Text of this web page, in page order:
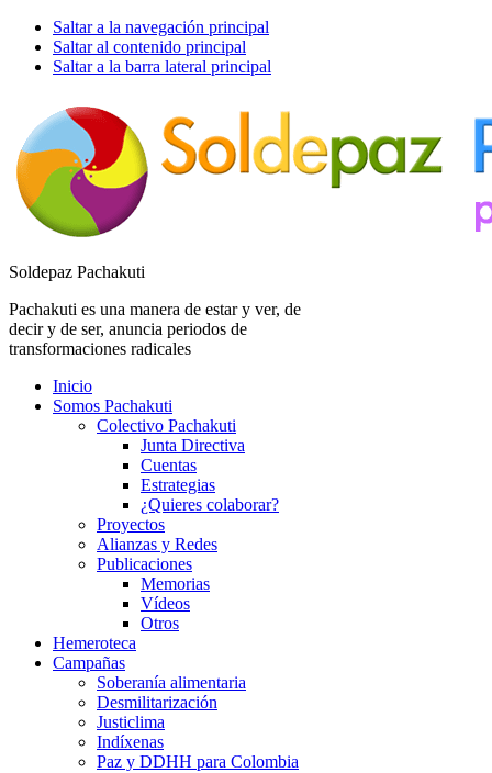
Saltar a la navegación principal
Saltar al contenido principal
Saltar a la barra lateral principal
Soldepaz Pachakuti
Pachakuti es una manera de estar y ver, de
decir y de ser, anuncia periodos de
transformaciones radicales
Inicio
Somos Pachakuti
Colectivo Pachakuti
Junta Directiva
Cuentas
Estrategias
¿Quieres colaborar?
Proyectos
Alianzas y Redes
Publicaciones
Memorias
Vídeos
Otros
Hemeroteca
Campañas
Soberanía alimentaria
Desmilitarización
Justiclima
Indíxenas
Paz y DDHH para Colombia